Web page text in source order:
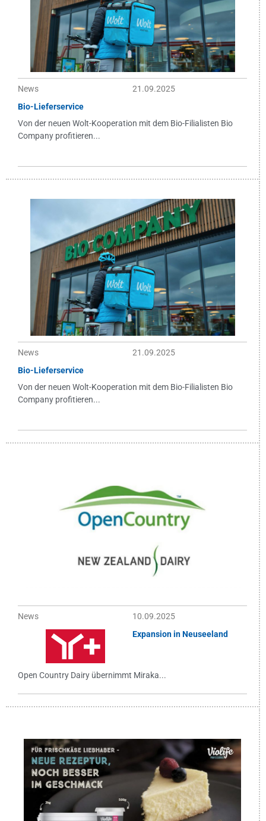
News
21.09.2025
Bio-Lieferservice
Von der neuen Wolt-Kooperation mit dem Bio-Filialisten Bio
Company profitieren...
News
21.09.2025
Bio-Lieferservice
Von der neuen Wolt-Kooperation mit dem Bio-Filialisten Bio
Company profitieren...
News
10.09.2025
Expansion in Neuseeland
Open Country Dairy übernimmt Miraka...